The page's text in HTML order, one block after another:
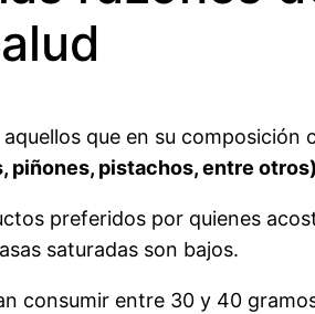
que en su composición
piñones, pistachos, entre otros)
preferidos por quienes
saturadas son bajos.
consumir entre 30 y 40